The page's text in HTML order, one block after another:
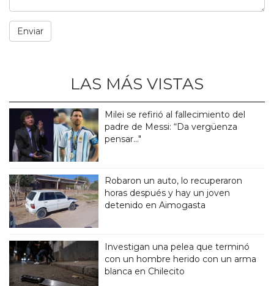
LAS MÁS VISTAS
Milei se refirió al fallecimiento del
padre de Messi: “Da vergüenza
pensar..."
Robaron un auto, lo recuperaron
horas después y hay un joven
detenido en Aimogasta
Investigan una pelea que terminó
con un hombre herido con un arma
blanca en Chilecito